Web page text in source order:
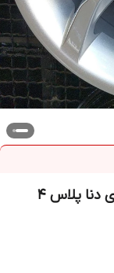
رینگ فابریک سایز۱۵×۵.۶ (۱۰۸×۴) نقره‌ای دنا پلاس ۴